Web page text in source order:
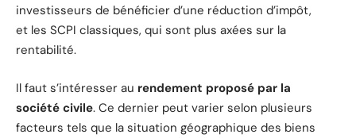
investisseurs de bénéficier d’une réduction d’impôt,
et les SCPI classiques, qui sont plus axées sur la
rentabilité.
Il faut s’intéresser au rendement proposé par la
société civile. Ce dernier peut varier selon plusieurs
facteurs tels que la situation géographique des biens